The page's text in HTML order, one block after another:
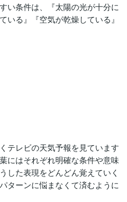
い条件は、『太陽の光が十分に
いる』『空気が乾燥している』
テレビの天気予報を見ています
にはそれぞれ明確な条件や意味
した表現をどんどん覚えていく
ターンに悩まなくて済むように